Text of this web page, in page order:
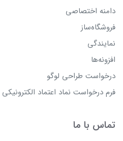
دامنه اختصاصی
فروشگاه‌ساز
نمایندگی
افزونه‌ها
درخواست طراحی لوگو
فرم درخواست نماد اعتماد الکترونیکی
تماس با ما